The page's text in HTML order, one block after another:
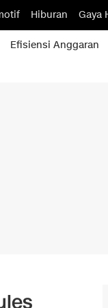
Hiburan Gaya
Efisiensi Anggaran